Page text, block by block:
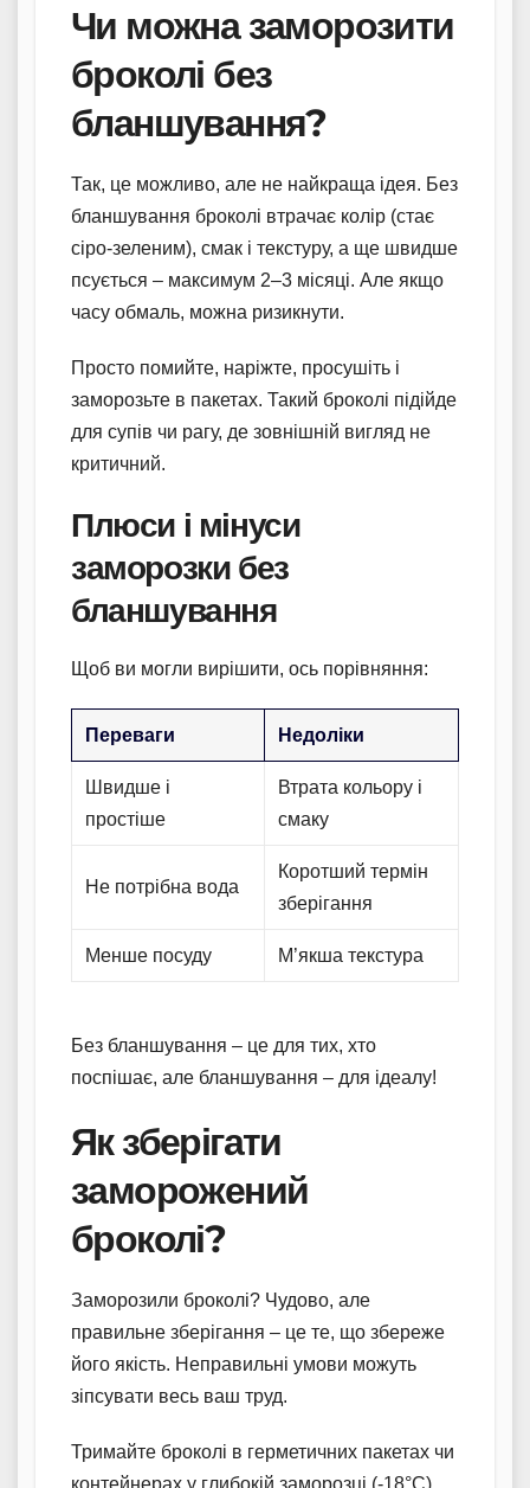
Чи можна заморозити
броколі без
бланшування?
Так, це можливо, але не найкраща ідея. Без
бланшування броколі втрачає колір (стає
сіро-зеленим), смак і текстуру, а ще швидше
псується – максимум 2–3 місяці. Але якщо
часу обмаль, можна ризикнути.
Просто помийте, наріжте, просушіть і
заморозьте в пакетах. Такий броколі підійде
для супів чи рагу, де зовнішній вигляд не
критичний.
Плюси і мінуси
заморозки без
бланшування
Щоб ви могли вирішити, ось порівняння:
Переваги Недоліки
Швидше і
простіше
Втрата кольору і
смаку
Не потрібна вода
Коротший термін
зберігання
Менше посуду М’якша текстура
Без бланшування – це для тих, хто
поспішає, але бланшування – для ідеалу!
Як зберігати
заморожений
броколі?
Заморозили броколі? Чудово, але
правильне зберігання – це те, що збереже
його якість. Неправильні умови можуть
зіпсувати весь ваш труд.
Тримайте броколі в герметичних пакетах чи
контейнерах у глибокій заморозці (-18°C).